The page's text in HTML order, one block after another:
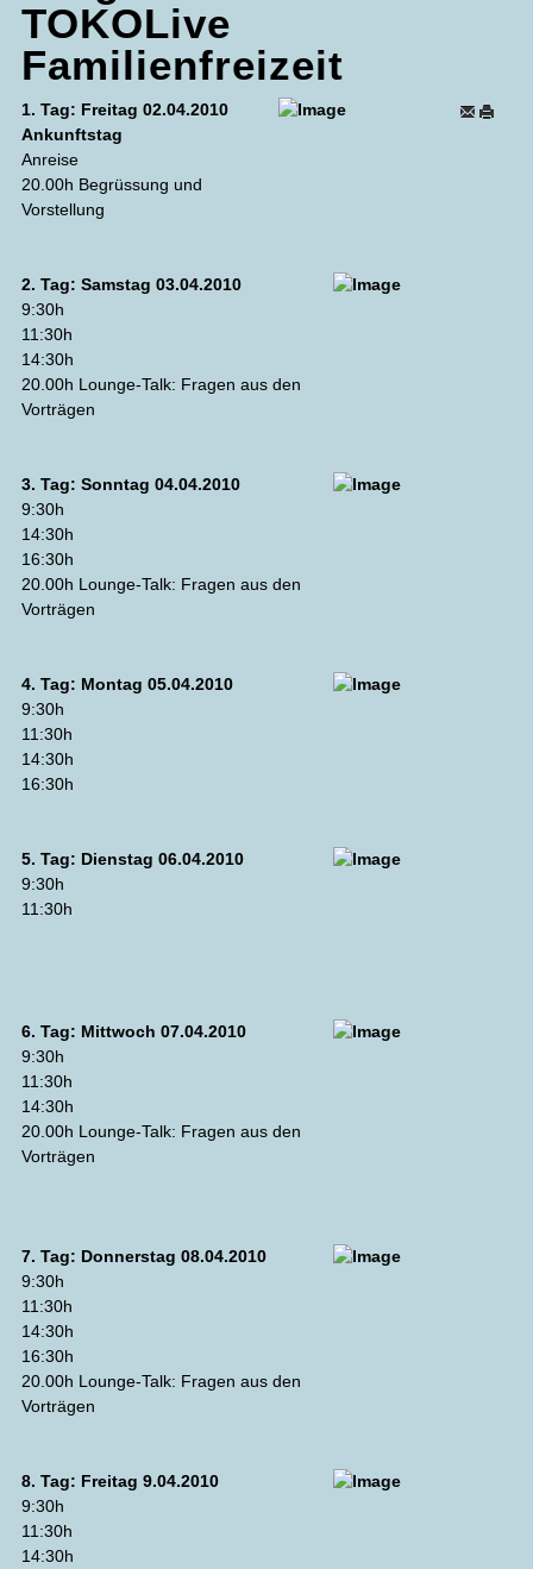
TOKOLive
Familienfreizeit
1. Tag: Freitag 02.04.2010
Ankunftstag
Anreise
20.00h Begrüssung und
Vorstellung
2. Tag: Samstag 03.04.2010
9:30h
11:30h
14:30h
20.00h Lounge-Talk: Fragen aus den
Vorträgen
3. Tag: Sonntag 04.04.2010
9:30h
14:30h
16:30h
20.00h Lounge-Talk: Fragen aus den
Vorträgen
4. Tag: Montag 05.04.2010
9:30h
11:30h
14:30h
16:30h
5. Tag: Dienstag 06.04.2010
9:30h
11:30h
6. Tag: Mittwoch 07.04.2010
9:30h
11:30h
14:30h
20.00h Lounge-Talk: Fragen aus den
Vorträgen
7. Tag: Donnerstag 08.04.2010
9:30h
11:30h
14:30h
16:30h
20.00h Lounge-Talk: Fragen aus den
Vorträgen
8. Tag: Freitag 9.04.2010
9:30h
11:30h
14:30h